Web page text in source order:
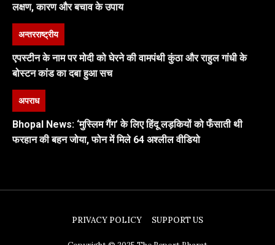
लक्षण, कारण और बचाव के उपाय
अन्तरराष्ट्रीय
एपस्टीन के नाम पर मोदी को घेरने की वामपंथी कुंठा और राहुल गांधी के
बोस्टन कांड का दबा हुआ सच
अपराध
Bhopal News: ‘मुस्लिम गैंग’ के लिए हिंदू लड़कियों को फँसाती थी
फरहान की बहन जोया, फोन में मिले 64 अश्लील वीडियो
PRIVACY POLICY SUPPORT US